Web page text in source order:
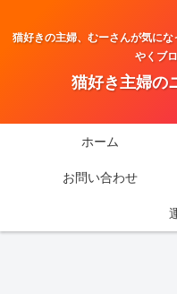
猫好きの主婦、むーさんが気に
やくブ
猫好き主婦の
ホーム
お問い合わせ